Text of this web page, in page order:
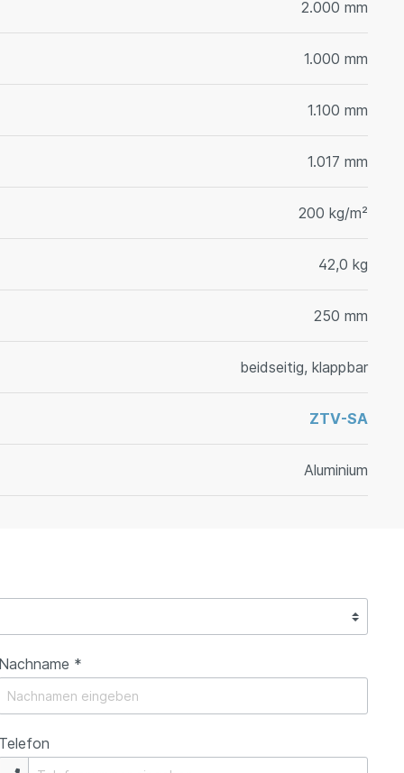
2.000 mm
1.000 mm
1.100 mm
1.017 mm
200 kg/m²
42,0 kg
250 mm
beidseitig, klappbar
ZTV-SA
Aluminium
Nachname *
Telefon